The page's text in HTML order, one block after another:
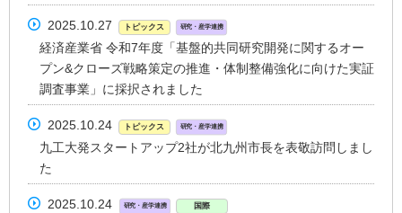
2025.10.27 トピックス 研究・産学連携
経済産業省 令和7年度「基盤的共同研究開発に関するオー
プン&クローズ戦略策定の推進・体制整備強化に向けた実証
調査事業」に採択されました
2025.10.24 トピックス 研究・産学連携
九工大発スタートアップ2社が北九州市長を表敬訪問しまし
た
2025.10.24 研究・産学連携 国際